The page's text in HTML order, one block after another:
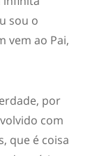
sou o
vem ao Pai,
por
com
que é coisa